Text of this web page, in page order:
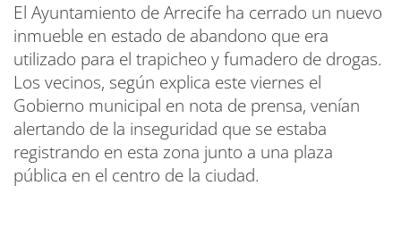
El Ayuntamiento de Arrecife ha cerrado un nuevo
inmueble en estado de abandono que era
utilizado para el trapicheo y fumadero de drogas.
Los vecinos, según explica este viernes el
Gobierno municipal en nota de prensa, venían
alertando de la inseguridad que se estaba
registrando en esta zona junto a una plaza
pública en el centro de la ciudad.